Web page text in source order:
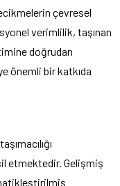
çevresel
verimlilik, taşınan
doğrudan
önemli bir katkıda
etmektedir. Gelişmiş